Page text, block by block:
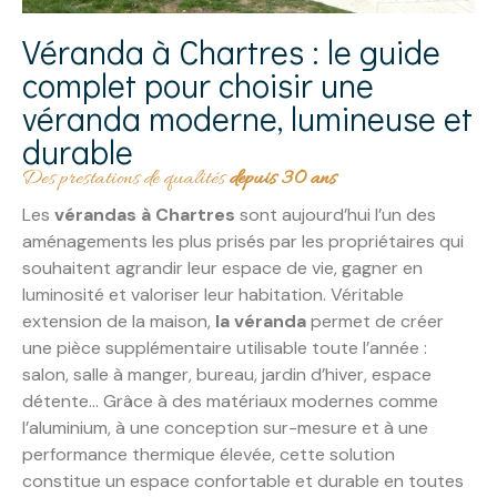
Véranda à Chartres : le guide
complet pour choisir une
véranda moderne, lumineuse et
durable
Des prestations de qualitésdepuis 30 ans
Les vérandas à Chartres sont aujourd’hui l’un des
aménagements les plus prisés par les propriétaires qui
souhaitent agrandir leur espace de vie, gagner en
luminosité et valoriser leur habitation. Véritable
extension de la maison, la vérandapermet de créer
une pièce supplémentaire utilisable toute l’année :
salon, salle à manger, bureau, jardin d’hiver, espace
détente… Grâce à des matériaux modernes comme
l’aluminium, à une conception sur-mesure et à une
performance thermique élevée, cette solution
constitue un espace confortable et durable en toutes